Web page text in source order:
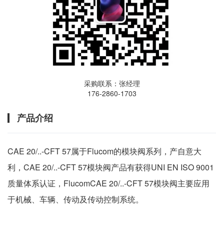
采购联系：张经理
176-2860-1703
产品介绍
CAE 20/..-CFT 57属于Flucom的模块阀系列，产自意大
利，CAE 20/..-CFT 57模块阀产品有获得UNI EN ISO 9001
质量体系认证，FlucomCAE 20/..-CFT 57模块阀主要应用
于机械、车辆、传动及传动控制系统。